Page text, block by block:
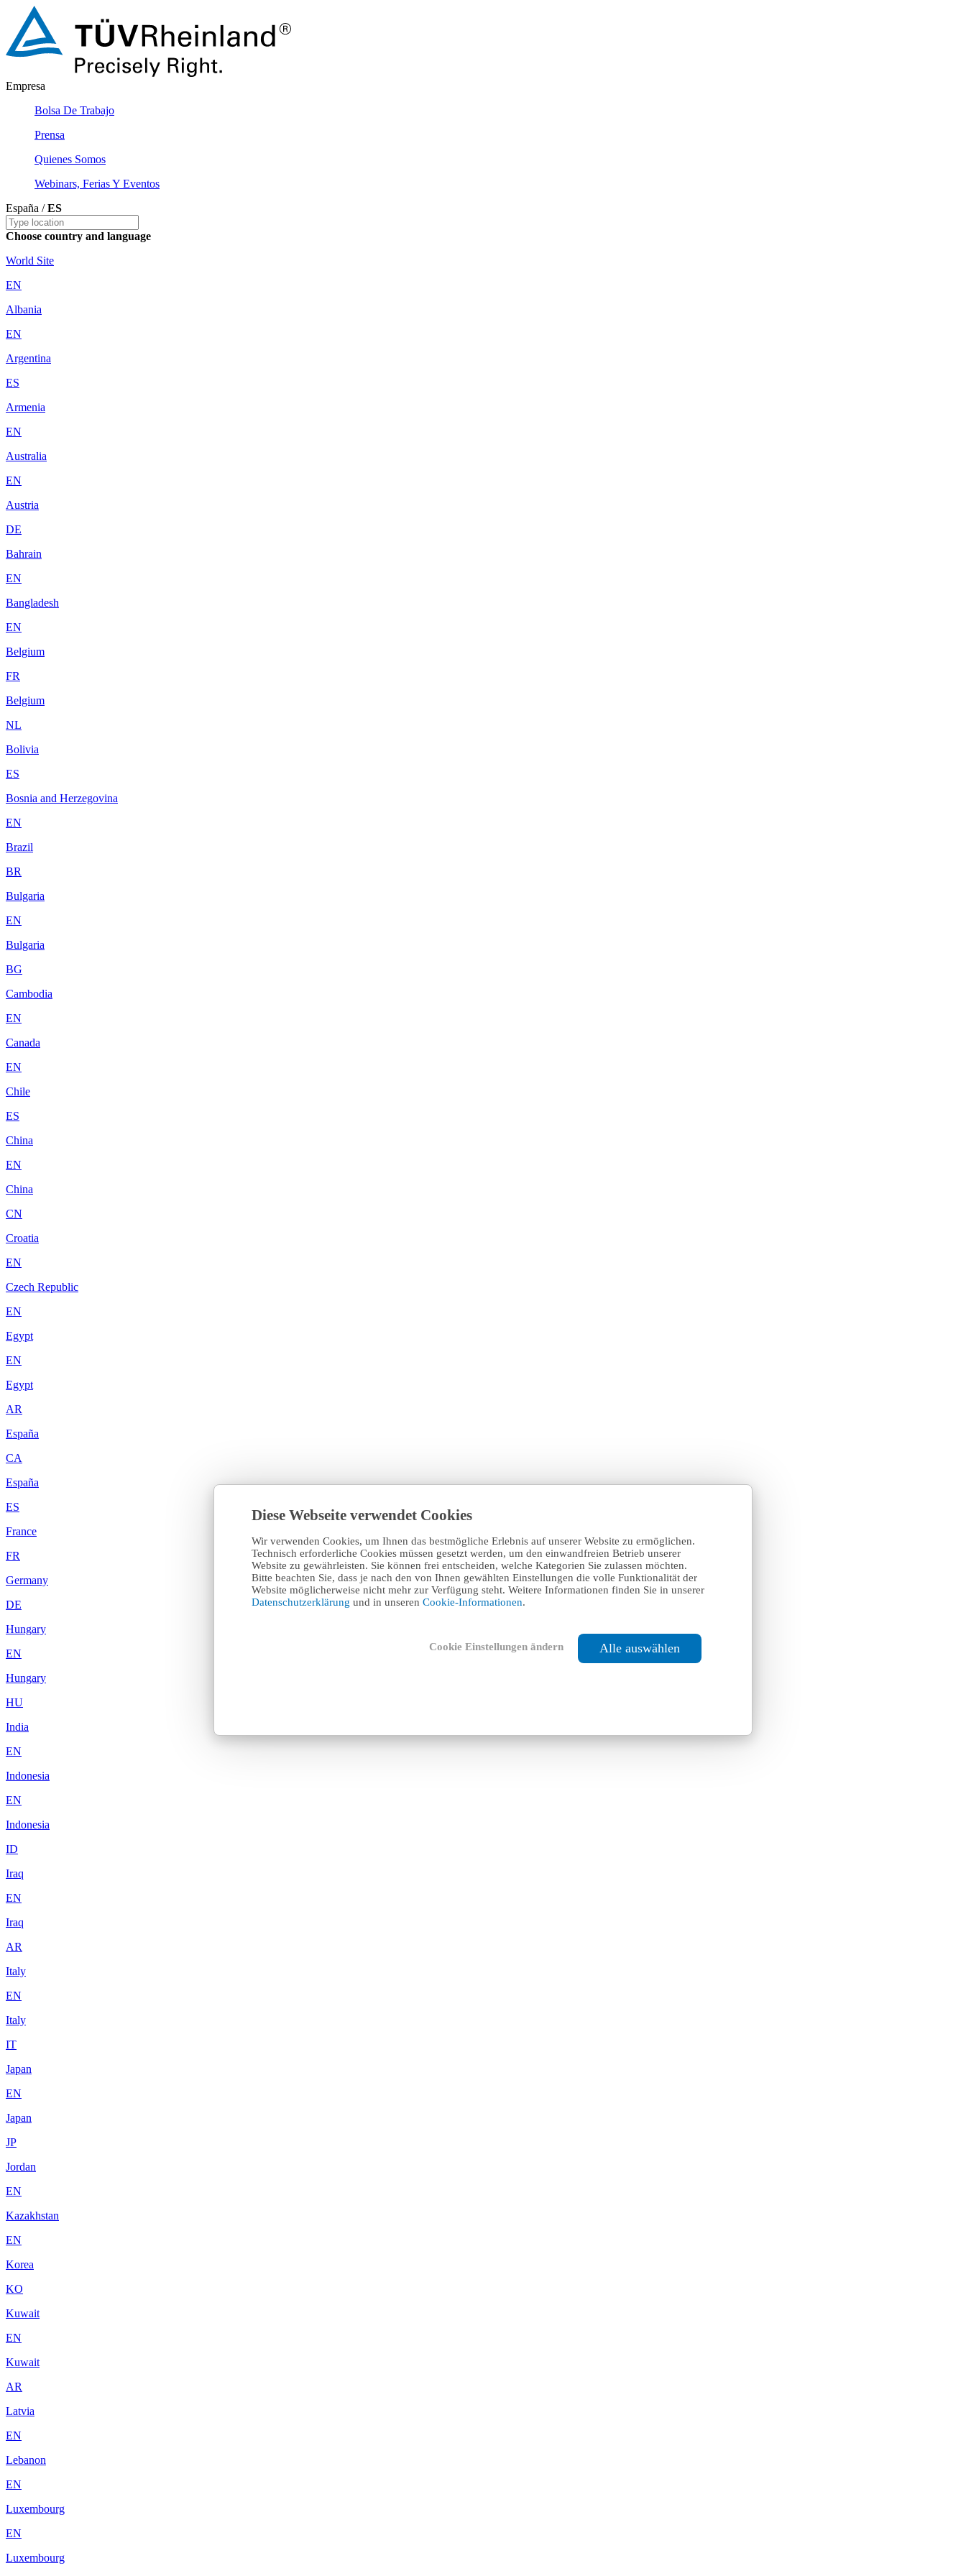
Diese Webseite verwendet Cookies
Wir verwenden Cookies, um Ihnen das bestmögliche Erlebnis auf unserer Website zu ermöglichen.
Technisch erforderliche Cookies müssen gesetzt werden, um den einwandfreien Betrieb unserer
Website zu gewährleisten. Sie können frei entscheiden, welche Kategorien Sie zulassen möchten.
Bitte beachten Sie, dass je nach den von Ihnen gewählten Einstellungen die volle Funktionalität der
Website möglicherweise nicht mehr zur Verfügung steht. Weitere Informationen finden Sie in unserer
Datenschutzerklärung und in unseren Cookie-Informationen.
Cookie Einstellungen ändern Alle auswählen
Empresa
Bolsa De Trabajo
Prensa
Quienes Somos
Webinars, Ferias Y Eventos
España /ES
Choose country and language
World Site
EN
Albania
EN
Argentina
ES
Armenia
EN
Australia
EN
Austria
DE
Bahrain
EN
Bangladesh
EN
Belgium
FR
Belgium
NL
Bolivia
ES
Bosnia and Herzegovina
EN
Brazil
BR
Bulgaria
EN
Bulgaria
BG
Cambodia
EN
Canada
EN
Chile
ES
China
EN
China
CN
Croatia
EN
Czech Republic
EN
Egypt
EN
Egypt
AR
España
CA
España
ES
France
FR
Germany
DE
Hungary
EN
Hungary
HU
India
EN
Indonesia
EN
Indonesia
ID
Iraq
EN
Iraq
AR
Italy
EN
Italy
IT
Japan
EN
Japan
JP
Jordan
EN
Kazakhstan
EN
Korea
KO
Kuwait
EN
Kuwait
AR
Latvia
EN
Lebanon
EN
Luxembourg
EN
Luxembourg